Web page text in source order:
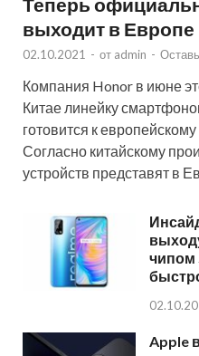
выходит в Европе
02.10.2021 - от admin -
Компания Honor в июне
Китае линейку
готовится к
Согласно китайскому
устройств представят в
чипом
Apple